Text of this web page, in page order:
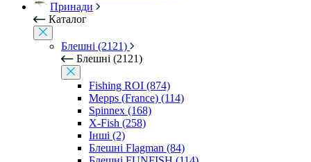
Принади
Каталог
Блешні (2121)
Блешні (2121)
Fishing ROI (874)
Mepps (France) (114)
Spinnex (168)
X-Fish (258)
Інші (2)
Блешні Flagman (84)